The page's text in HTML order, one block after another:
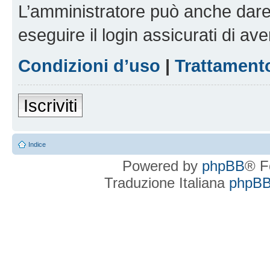
L’amministratore può anche
eseguire il login assicurati di
Condizioni d’uso |
Iscriviti
Indice
Powered by phpBB®
Traduzione Italiana